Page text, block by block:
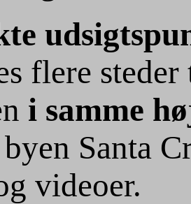
flere
i samme
Santa
videoer.